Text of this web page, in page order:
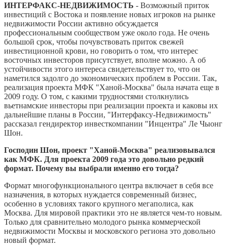
ИНТЕРФАКС-НЕДВИЖИМОСТЬ - Возможный приток
инвестиций с Востока и появление новых игроков на рынке
недвижимости России активно обсуждается
профессиональным сообществом уже около года. Не очень
большой срок, чтобы почувствовать приток свежей
инвестиционной крови, но говорить о том, что интерес
восточных инвесторов присутствует, вполне можно. А об
устойчивости этого интереса свидетельствует то, что он
наметился задолго до экономических проблем в России. Так,
реализация проекта МФК "Ханой-Москва" была начата еще в
2009 году. О том, с какими трудностями столкнулись
вьетнамские инвесторы при реализации проекта и каковы их
дальнейшие планы в России, "Интерфаксу-Недвижимость"
рассказал гендиректор инвесткомпании "Инцентра" Ле Чыонг
Шон.
Господин Шон, проект "Ханой-Москва" реализовывался
как МФК. Для проекта 2009 года это довольно редкий
формат. Почему вы выбрали именно его тогда?
Формат многофункционального центра включает в себя все
назначения, в которых нуждается современный бизнес,
особенно в условиях такого крупного мегаполиса, как
Москва. Для мировой практики это не является чем-то новым.
Только для сравнительно молодого рынка коммерческой
недвижимости Москвы и московского региона это довольно
новый формат.